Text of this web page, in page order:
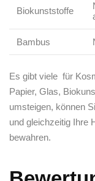
Biokunststoffe
Bambus
Es gibt viele ‌ für
Papier, Glas,
umsteigen, können
⁣und gleichzeitig Ihre
bewahren.